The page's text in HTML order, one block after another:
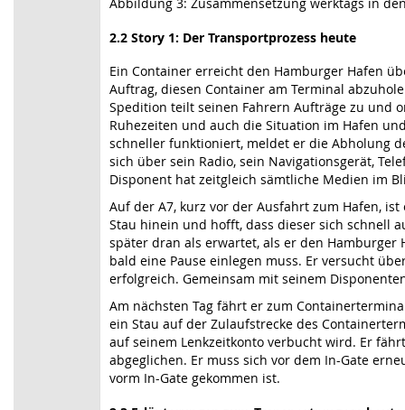
2.2 Story 1: Der Transportprozess heute
Ein Container erreicht den Hamburger Hafen
Auftrag, diesen Container am Terminal
Spedition teilt seinen Fahrern Aufträge zu und
Ruhezeiten und auch die Situation im Hafen
schneller funktioniert, meldet er die Abholung
sich über sein Radio, sein Navigationsgerät,
Disponent hat zeitgleich sämtliche Medien im
Auf der A7, kurz vor der Ausfahrt zum Hafen,
Stau hinein und hofft, dass dieser sich schnell
später dran als erwartet, als er den Hamburger
bald eine Pause einlegen muss. Er versucht
erfolgreich. Gemeinsam mit seinem
Am nächsten Tag fährt er zum
ein Stau auf der Zulaufstrecke des
auf seinem Lenkzeitkonto verbucht wird. Er
abgeglichen. Er muss sich vor dem In-Gate
vorm In-Gate gekommen ist.